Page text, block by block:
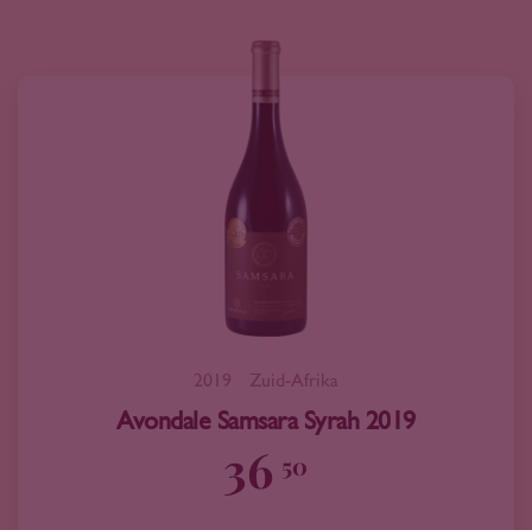
2019 Zuid-Afrika
Avondale Samsara Syrah 2019
36 50